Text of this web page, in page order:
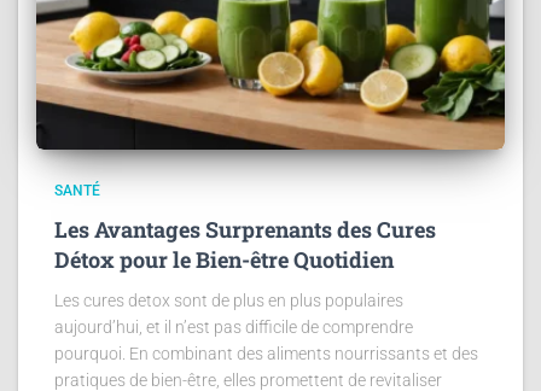
SANTÉ
Les Avantages Surprenants des Cures
Détox pour le Bien-être Quotidien
Les cures detox sont de plus en plus populaires
aujourd’hui, et il n’est pas difficile de comprendre
pourquoi. En combinant des aliments nourrissants et des
pratiques de bien-être, elles promettent de revitaliser